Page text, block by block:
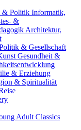
& Politik Informatik,
&
Architektur,
& Gesellschaft
Gesundheit &
& Erziehung
& Spiritualität
Adult Classics